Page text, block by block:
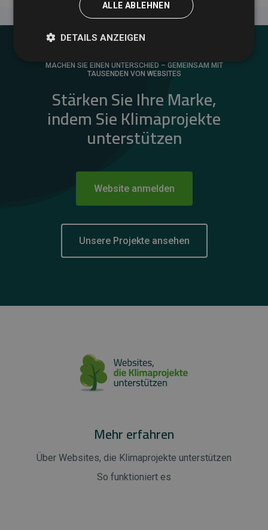
MACHEN SIE EINEN UNTERSCHIED – GEMEINSAM MIT
TAUSENDEN VON WEBSITES
Stärken Sie Ihre Marke,
indem Sie Klimaprojekte
unterstützen
Website anmelden
Unsere Projekte ansehen
Mehr erfahren
Über Websites, die Klimaprojekte unterstützen
So funktioniert es
ALLE ABLEHNEN
DETAILS ANZEIGEN